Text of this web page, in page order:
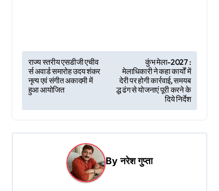
P
o
s
t
n
राज्य स्तरीय एसडीजी एचीव
र्स अवार्ड समारोह उदय शंकर
नृत्य एवं संगीत अकादमी में
हुआ आयोजित
कुंभ मेला-2027 :
मेलाधिकारी ने कहा कार्यों में
देरी पर होगी कार्रवाई, समयब
द्ध ढंग से योजनाएं पूरी करने के
दिये निर्देश
Byनरेश गुप्ता